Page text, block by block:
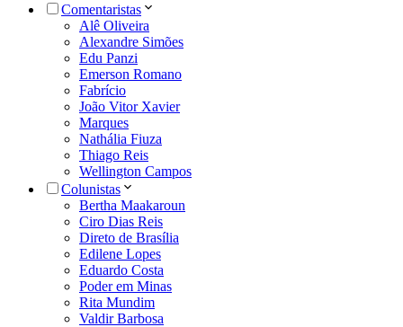
Comentaristas
Alê Oliveira
Alexandre Simões
Edu Panzi
Emerson Romano
Fabrício
João Vitor Xavier
Marques
Nathália Fiuza
Thiago Reis
Wellington Campos
Colunistas
Bertha Maakaroun
Ciro Dias Reis
Direto de Brasília
Edilene Lopes
Eduardo Costa
Poder em Minas
Rita Mundim
Valdir Barbosa